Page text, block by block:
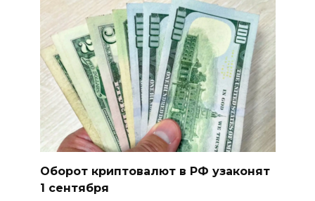
Оборот криптовалют в РФ узаконят
1 сентября